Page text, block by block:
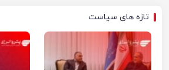
تازه های سیاست